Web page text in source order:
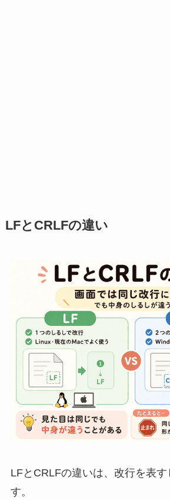
LFとCRLFの違い
LFとCRLFの違いは、改行を表
す。